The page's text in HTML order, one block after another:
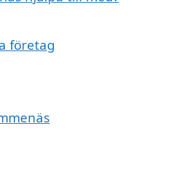
företag